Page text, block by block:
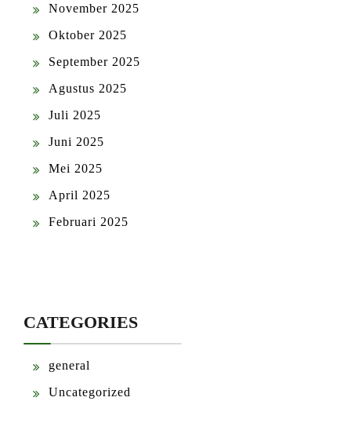
November 2025
Oktober 2025
September 2025
Agustus 2025
Juli 2025
Juni 2025
Mei 2025
April 2025
Februari 2025
CATEGORIES
general
Uncategorized